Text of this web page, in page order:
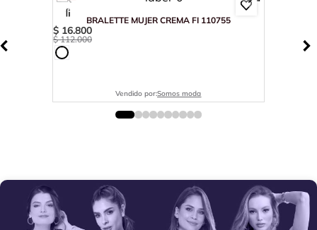
BRALETTE MUJER CREMA FI 110755
$ 16.800
$ 112.000
Vendido por:Somos moda